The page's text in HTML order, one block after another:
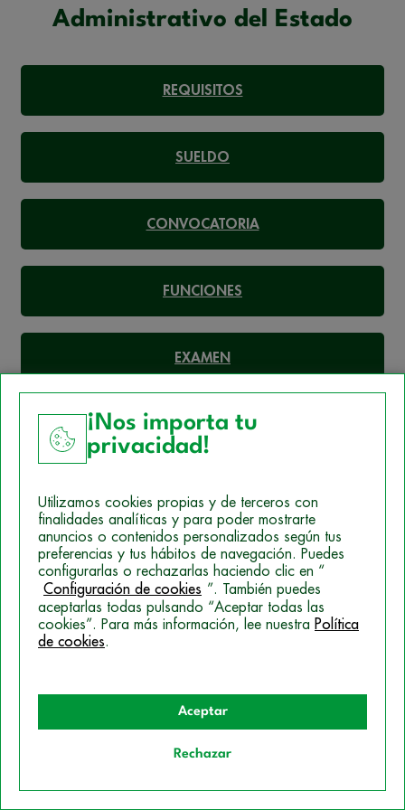
Administrativo del Estado
REQUISITOS
SUELDO
CONVOCATORIA
FUNCIONES
EXAMEN
TEST
Oposiciones Auxiliar
Administrativo del Estado
¡Nos importa tu
privacidad!
Utilizamos cookies propias y de terceros con
finalidades analíticas y para poder mostrarte
anuncios o contenidos personalizados según tus
preferencias y tus hábitos de navegación. Puedes
configurarlas o rechazarlas haciendo clic en “
Configuración de cookies ”. También puedes
aceptarlas todas pulsando “Aceptar todas las
cookies”. Para más información, lee nuestra Política
de cookies.
Aceptar
Rechazar